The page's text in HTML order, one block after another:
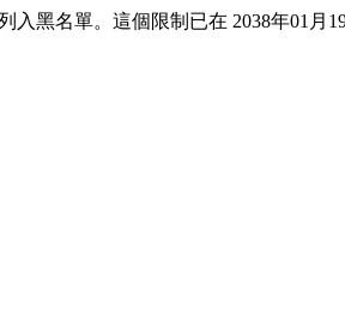
入黑名單。這個限制已在 2038年01月